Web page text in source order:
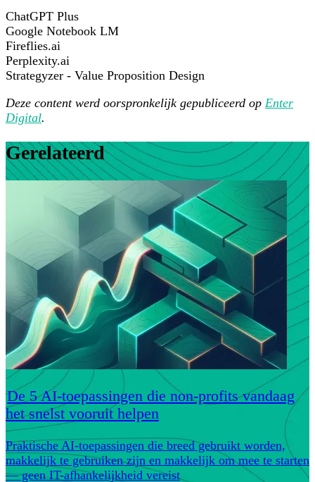
ChatGPT Plus
Google Notebook LM
Fireflies.ai
Perplexity.ai
Strategyzer - Value Proposition Design
Deze content werd oorspronkelijk gepubliceerd op Enter
Digital.
Gerelateerd
De 5 AI-toepassingen die non-profits vandaag
het snelst vooruit helpen
Praktische AI-toepassingen die breed gebruikt worden,
makkelijk te gebruiken zijn en makkelijk om mee te starten
— geen IT-afhankelijkheid vereist